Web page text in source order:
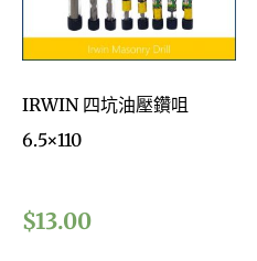
IRWIN 四坑油壓鑽咀
6.5×110
$13.00